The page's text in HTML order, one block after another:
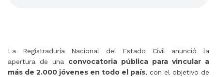
La Registraduría Nacional del Estado Civil anunció la
apertura de una convocatoria pública para vincular a
más de 2.000 jóvenes en todo el país, con el objetivo de